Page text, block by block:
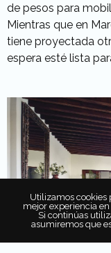
de pesos para
Mientras que en
tiene proyectada
espera esté lista
Utilizamos cookies
mejor experiencia
Si continúas
asumiremos que